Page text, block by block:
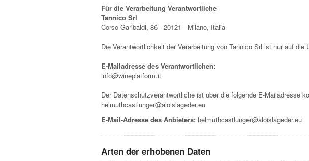
Für die Verarbeitung Verantwortliche
Tannico Srl
Corso Garibaldi, 86 - 20121 - Milano, Italia
Die Verantwortlichkeit der Verarbeitung von Tannico Srl ist nur auf
E-Mailadresse des Verantwortlichen:
info@wineplatform.it
Der Datenschutzverantwortliche ist über die folgende E-Mailadresse
helmuthcastlunger@aloislageder.eu
E-Mail-Adresse des Anbieters: helmuthcastlunger@aloislageder.eu
Arten der erhobenen Daten